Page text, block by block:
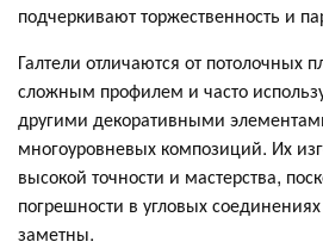
подчеркивают торжественность и
Галтели отличаются от потолочных
сложным профилем и часто
другими декоративными
многоуровневых композиций. Их
высокой точности и мастерства,
погрешности в угловых
заметны.